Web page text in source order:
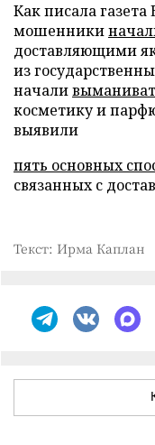
Как писала
мошенники
доставляющими
из
начали
косметику и
выявили
пять основных
связанных с
Текст: Ирма Каплан